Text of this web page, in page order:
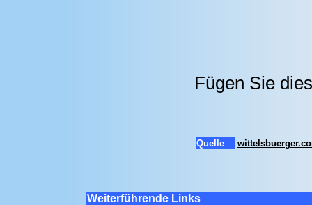
Fügen Sie
Quelle
Weiterführende Links